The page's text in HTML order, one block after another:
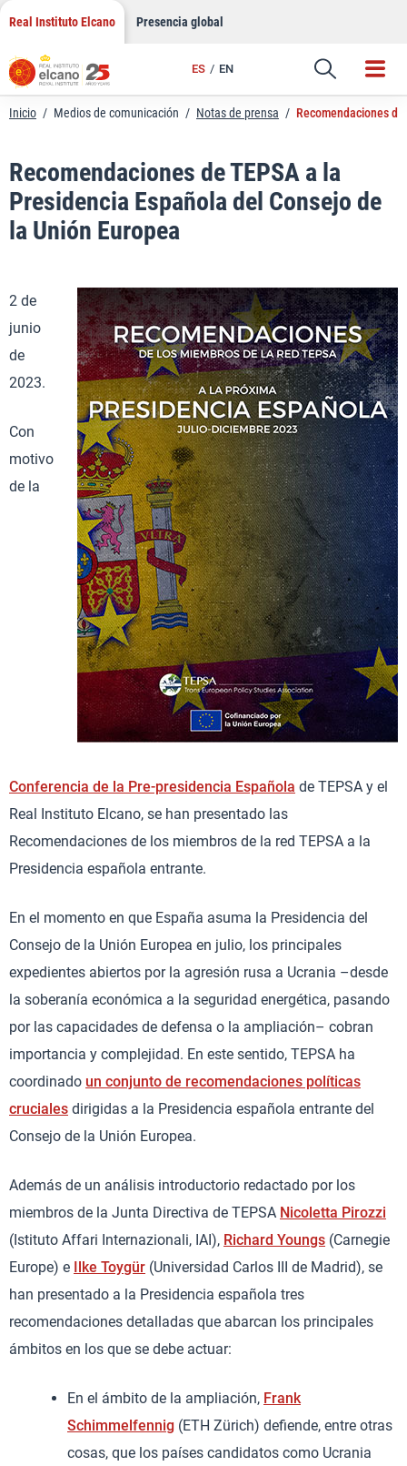
Saltar
contenido
Real Instituto Elcano Presencia global
ES EN
Enlace
Inicio / Medios de comunicación / Notas de prensa / Recomendaciones
Recomendaciones de TEPSA a la
Presidencia Española del Consejo de
la Unión Europea
2 de
junio
de
2023.
Con
motivo
de la
Conferencia de la Pre-presidencia Española de TEPSA y el
Real Instituto Elcano, se han presentado las
Recomendaciones de los miembros de la red TEPSA a la
Presidencia española entrante.
En el momento en que España asuma la Presidencia del
Consejo de la Unión Europea en julio, los principales
expedientes abiertos por la agresión rusa a Ucrania –desde
la soberanía económica a la seguridad energética, pasando
por las capacidades de defensa o la ampliación– cobran
importancia y complejidad. En este sentido, TEPSA ha
coordinado un conjunto de recomendaciones políticas
cruciales dirigidas a la Presidencia española entrante del
Consejo de la Unión Europea.
Además de un análisis introductorio redactado por los
miembros de la Junta Directiva de TEPSA Nicoletta Pirozzi
(Istituto Affari Internazionali, IAI), Richard Youngs (Carnegie
Europe) e Ilke Toygür (Universidad Carlos III de Madrid), se
han presentado a la Presidencia española tres
recomendaciones detalladas que abarcan los principales
ámbitos en los que se debe actuar:
En el ámbito de la ampliación, Frank
Schimmelfennig (ETH Zürich) defiende, entre otras
cosas, que los países candidatos como Ucrania